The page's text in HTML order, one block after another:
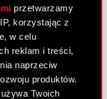
przetwarzamy
korzystając z
w celu
reklam i treści,
naprzeciw
produktów.
Twoich